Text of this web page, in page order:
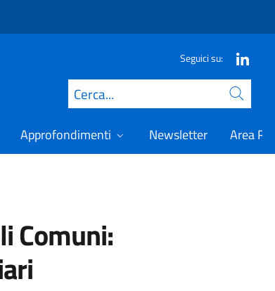
Seguici su:
Cerca
Approfondimenti Newsletter Area
Comuni: